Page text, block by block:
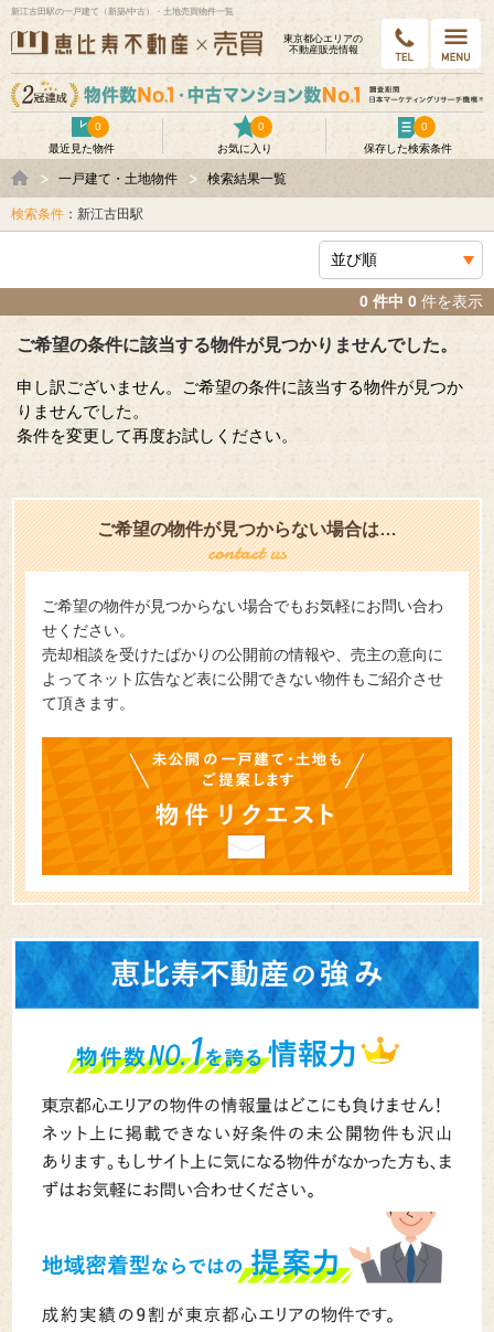
新江古田駅の一戸建て（新築/中古）・土地売買物件一覧
東京都⼼エリアの
不動産販売情報
最近見た物件
0
お気に入り
0
保存した検索条件
0
一戸建て・土地物件 検索結果一覧
検索条件 ：新江古田駅
0 件中 0 件を表示
ご希望の条件に該当する物件が見つかりませんでした。
申し訳ございません。ご希望の条件に該当する物件が見つか
りませんでした。
条件を変更して再度お試しください。
ご希望の物件が見つからない場合は…
ご希望の物件が見つからない場合でもお気軽にお問い合わ
せください。
売却相談を受けたばかりの公開前の情報や、売主の意向に
よってネット広告など表に公開できない物件もご紹介させ
て頂きます。